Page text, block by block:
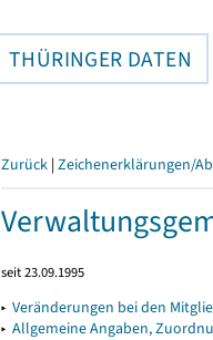
THÜRINGER DATEN
Zurück | Zeichenerklärungen/
seit 23.09.1995
▸ Veränderungen bei den
▸ Allgemeine Angaben,